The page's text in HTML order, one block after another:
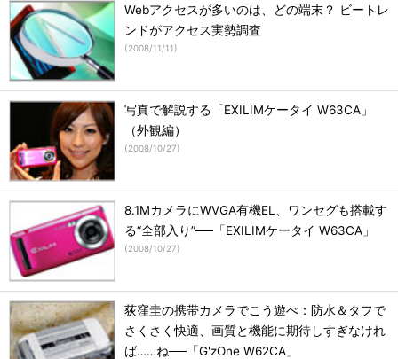
Webアクセスが多いのは、どの端末？ ビートレ
ンドがアクセス実勢調査
(2008/11/11)
写真で解説する「EXILIMケータイ W63CA」
（外観編）
(2008/10/27)
8.1MカメラにWVGA有機EL、ワンセグも搭載す
る“全部入り”──「EXILIMケータイ W63CA」
(2008/10/27)
荻窪圭の携帯カメラでこう遊べ：防水＆タフで
さくさく快適、画質と機能に期待しすぎなけれ
ば……ね──「G'zOne W62CA」